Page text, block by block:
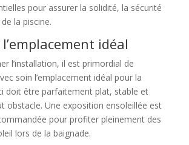
pour assurer la solidité, la sécurité
la piscine.
idéal
l’installation, il est primordial de
soin l’emplacement idéal pour la
doit être parfaitement plat, stable et
obstacle. Une exposition ensoleillée est
pour profiter pleinement des
lors de la baignade.